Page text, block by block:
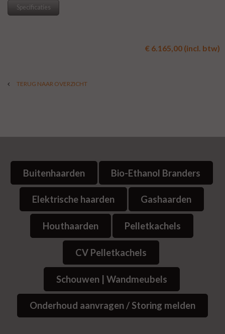
Specificaties
€ 6.165,00 (incl. btw)
TERUG NAAR OVERZICHT
Buitenhaarden Bio-Ethanol Branders
Elektrische haarden Gashaarden
Houthaarden Pelletkachels
CV Pelletkachels
Schouwen | Wandmeubels
Onderhoud aanvragen / Storing melden